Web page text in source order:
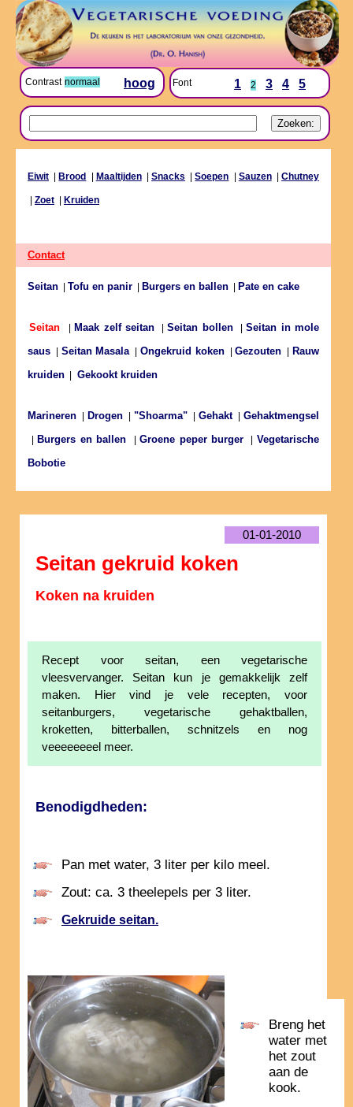
Contrast normaal hoog Font 1 2 3 4 5
Eiwit Brood Maaltijden|Snacks |Soepen Sauzen|Chutney
Zoet Kruiden
Contact
Seitan Tofu en panir Burgers en ballen Pate en cake
Seitan Maak zelf seitan |Seitan bollen|Seitan in mole
saus
Seitan Masala|Ongekruid koken|Gezouten
Rauw
kruiden
Gekookt kruiden
Marineren Drogen "Shoarma" Gehakt|Gehaktmengsel
Burgers en ballen |Groene peper burger |Vegetarische
Bobotie
01-01-2010
Seitan gekruid koken
Koken na kruiden
Recept voor seitan, een vegetarische
vleesvervanger. Seitan kun je gemakkelijk zelf
maken. Hier vind je vele recepten, voor
seitanburgers, vegetarische gehaktballen,
kroketten, bitterballen, schnitzels en nog
veeeeeeeel meer.
Benodigdheden:
Pan met water, 3 liter per kilo meel.
Zout: ca. 3 theelepels per 3 liter.
Gekruide seitan.
Breng het
water met
het zout
aan de
kook.